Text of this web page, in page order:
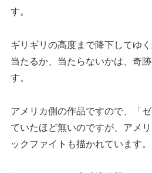
す。
ギリギリの高度まで降下してゆ
当たるか、当たらないかは、奇
す。
アメリカ側の作品ですので、「
ていたほど無いのですが、アメ
ックファイトも描かれています。